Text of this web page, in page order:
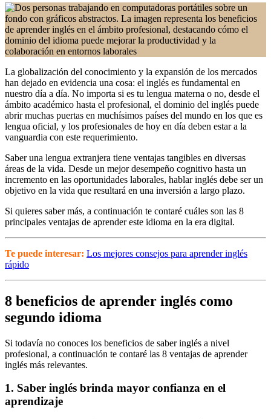
La globalización del conocimiento y la expansión de los mercados
han dejado en evidencia una cosa: el inglés es fundamental en
nuestro día a día. No importa si es tu lengua materna o no, desde el
ámbito académico hasta el profesional, el dominio del inglés puede
abrir muchas puertas en muchísimos países del mundo en los que es
lengua oficial, y los profesionales de hoy en día deben estar a la
vanguardia con este requerimiento.
Saber una lengua extranjera tiene ventajas tangibles en diversas
áreas de la vida. Desde un mejor desempeño cognitivo hasta un
incremento en las oportunidades laborales, hablar inglés debe ser un
objetivo en la vida que resultará en una inversión a largo plazo.
Si quieres saber más, a continuación te contaré cuáles son las 8
principales ventajas de aprender este idioma en la era digital.
Te puede interesar: Los mejores consejos para aprender inglés
rápido
8 beneficios de aprender inglés como
segundo idioma
Si todavía no conoces los beneficios de saber inglés a nivel
profesional, a continuación te contaré las 8 ventajas de aprender
inglés más relevantes.
1. Saber inglés brinda mayor confianza en el
aprendizaje